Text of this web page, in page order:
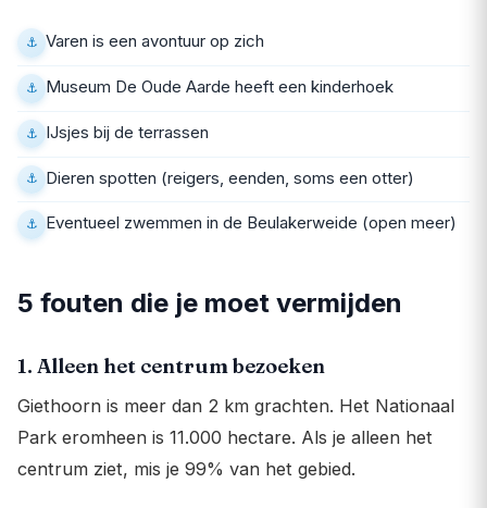
Varen is een avontuur op zich
Museum De Oude Aarde heeft een kinderhoek
IJsjes bij de terrassen
Dieren spotten (reigers, eenden, soms een otter)
Eventueel zwemmen in de Beulakerweide (open meer)
5 fouten die je moet vermijden
1. Alleen het centrum bezoeken
Giethoorn is meer dan 2 km grachten. Het Nationaal
Park eromheen is 11.000 hectare. Als je alleen het
centrum ziet, mis je 99% van het gebied.